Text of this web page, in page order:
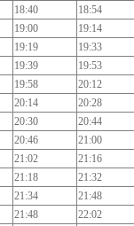
18:40 18:54
19:00 19:14
19:19 19:33
19:39 19:53
19:58 20:12
20:14 20:28
20:30 20:44
20:46 21:00
21:02 21:16
21:18 21:32
21:34 21:48
21:48 22:02